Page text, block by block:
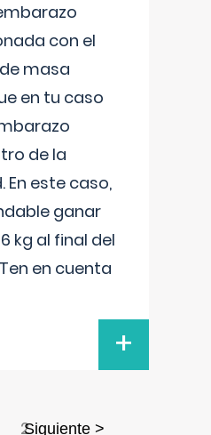
con el
masa
en tu caso
de la
En este caso,
ganar
kg al final del
en cuenta
+
2Siguiente >